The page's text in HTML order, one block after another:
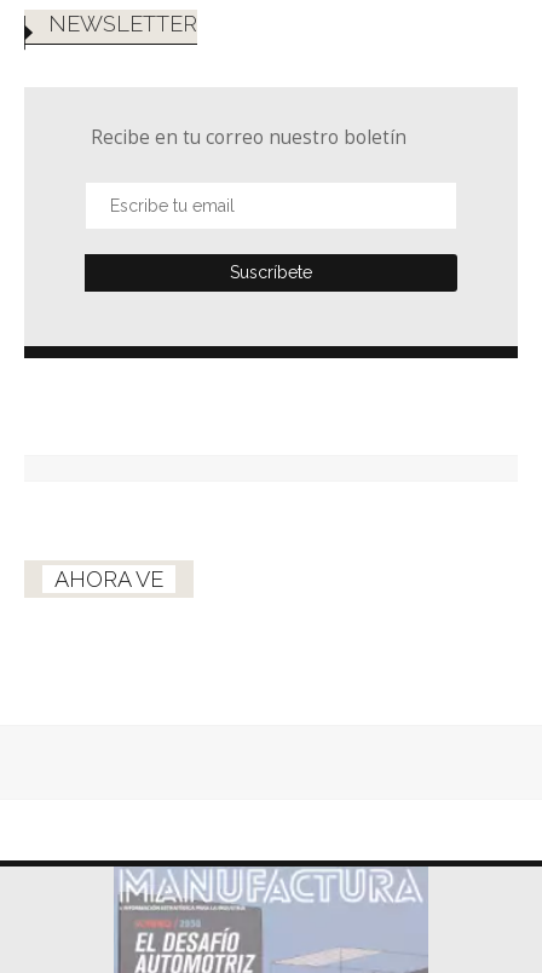
NEWSLETTER
Recibe en tu correo nuestro boletín
AHORA VE